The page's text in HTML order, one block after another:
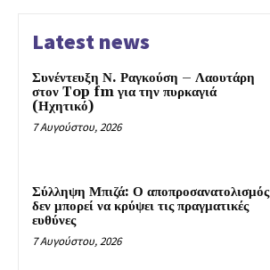
Latest news
Συνέντευξη Ν. Ραγκούση – Λαουτάρη
στον Top fm για την πυρκαγιά
(Ηχητικό)
7 Αυγούστου, 2026
Σύλληψη Μπιζά: Ο αποπροσανατολισμός
δεν μπορεί να κρύψει τις πραγματικές
ευθύνες
7 Αυγούστου, 2026